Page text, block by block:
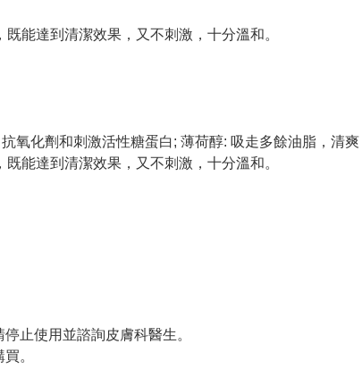
能達到清潔效果，又不刺激，十分溫和。
氧化劑和刺激活性糖蛋白; 薄荷醇: 吸走多餘油脂，清爽
能達到清潔效果，又不刺激，十分溫和。
止使用並諮詢皮膚科醫生。
。